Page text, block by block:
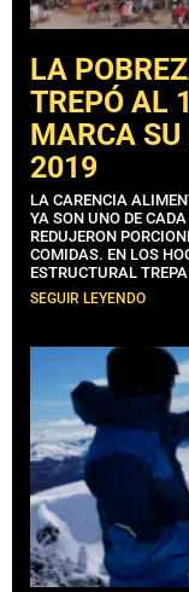
LA
TREPÓ AL
MARCA SU
2019
LA CARENCIA
YA SON UNO DE
REDUJERON
COMIDAS. EN LOS
ESTRUCTURAL
SEGUIR LEYENDO